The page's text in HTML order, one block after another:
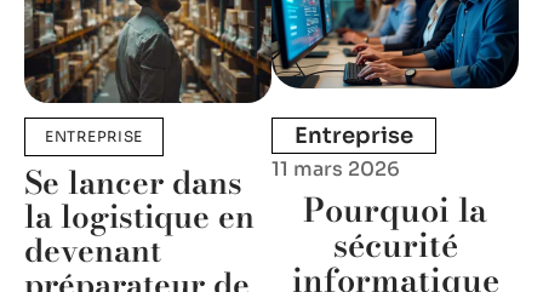
ENTREPRISE
Se lancer dans
la logistique en
devenant
Entreprise
11 mars 2026
Pourquoi la
sécurité
informatique